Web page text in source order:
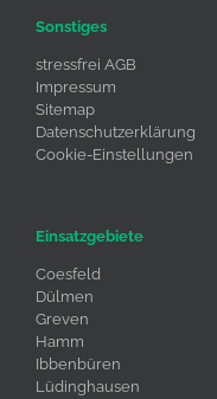
Sonstiges
stressfrei AGB
Impressum
Sitemap
Datenschutzerklärung
Cookie-Einstellungen
Einsatzgebiete
Coesfeld
Dülmen
Greven
Hamm
Ibbenbüren
Lüdinghausen